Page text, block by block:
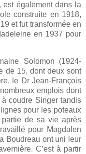
est également dans la
construite en 1918,
et fut transformée en
en 1937 pour
Solomon (1924-
de 15, dont deux sont
le Dr Jean-François
emplois dont
coudre Singer tandis
pour les poteaux
de sa vie après
pour Magdalen
Boudreau ont uni leur
C’est à partir